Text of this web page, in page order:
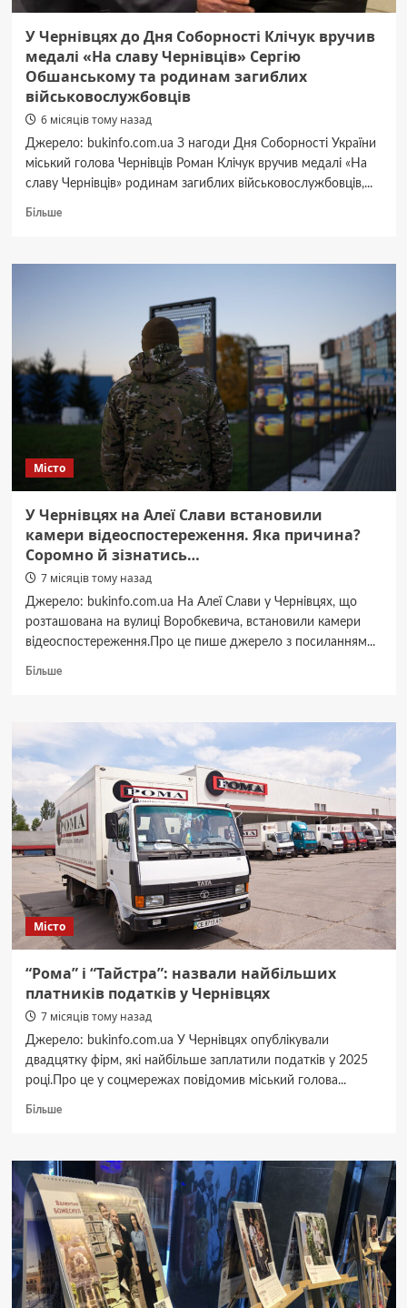
що
живе
У Чернівцях до Дня Соборності Клічук вручив
медалі «На славу Чернівців» Сергію
Обшанському та родинам загиблих
військовослужбовців
6 місяців тому назад
Джерело: bukinfo.com.ua З нагоди Дня Соборності України
міський голова Чернівців Роман Клічук вручив медалі «На
славу Чернівців» родинам загиблих військовослужбовців,...
БільшеДокладніше
Чернівцях
медалі
«На
славу
Чернівців»
Обшанському
та
родинам
військовослужбовців
Місто
У Чернівцях на Алеї Слави встановили
камери відеоспостереження. Яка причина?
Соромно й зізнатись…
7 місяців тому назад
Джерело: bukinfo.com.ua На Алеї Слави у Чернівцях, що
розташована на вулиці Воробкевича, встановили камери
відеоспостереження.Про це пише джерело з посиланням...
БільшеДокладніше
Чернівцях
Слави
встановили
камери
відеоспостереження.
Яка
причина?
Соромно
й
зізнатись…
Місто
“Рома” і “Тайстра”: назвали найбільших
платників податків у Чернівцях
7 місяців тому назад
Джерело: bukinfo.com.ua У Чернівцях опублікували
двадцятку фірм, які найбільше заплатили податків у 2025
році.Про це у соцмережах повідомив міський голова...
БільшеДокладніше
і
“Тайстра”:
назвали
найбільших
платників
податків
у
Чернівцях